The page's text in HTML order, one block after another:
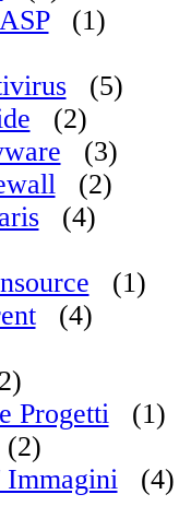
(1)
(5)
(2)
(3)
(2)
(4)
(1)
(4)
Progetti
(1)
(2)
Immagini
(4)